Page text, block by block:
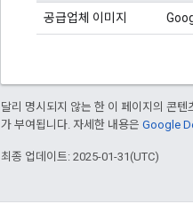
공급업체 이미지
달리 명시되지 않는 한 이 페이지의 콘텐
가 부여됩니다. 자세한 내용은 Google
최종 업데이트: 2025-01-31(UTC)